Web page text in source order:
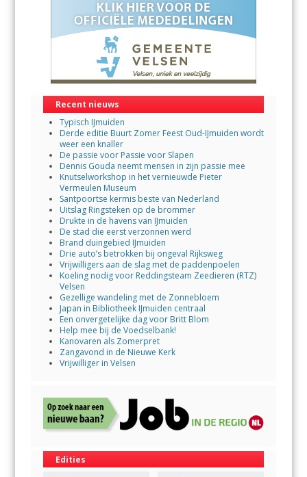
Recent nieuws
Typisch IJmuiden
Derde editie Buurt Zomer Feest Oud-IJmuiden wordt
weer een knaller
De passie voor Passie voor Slapen
Dennis Gouda neemt mensen in zijn passie mee
Knutselworkshop in het vernieuwde Pieter
Vermeulen Museum
Santpoortse kermis beste van Nederland
Uitslag Ringsteken op de brommer
Drukte in de havens van IJmuiden
De stad die eerst verzonnen werd
Brand duingebied IJmuiden
Drie auto’s betrokken bij ongeval Rijksweg
Vrijwilligers aan de slag met de paddenpoelen
Koeling nodig voor Reddingsteam Zeedieren (RTZ)
Velsen
Gezellige wandeling met de Zonnebloem
Japan in Bibliotheek IJmuiden centraal
Een onvergetelijke dag voor Britt Blom
Help mee bij de Voedselbank!
Kanovaren als Zomerpret
Zangavond in de Nieuwe Kerk
Vrijwilliger in Velsen
Edities